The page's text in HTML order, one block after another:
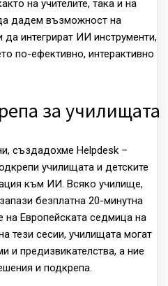
на учителите, така и на
дадем възможност на
да интегрират ИИ инструменти,
по-ефективно, интерактивно
за училищата
създадохме Helpdesk –
училищата и детските
към ИИ. Всяко училище,
безплатна 20-минутна
на Европейската седмица на
тези сесии, училищата могат
и предизвикателства, а ние
и подкрепа.